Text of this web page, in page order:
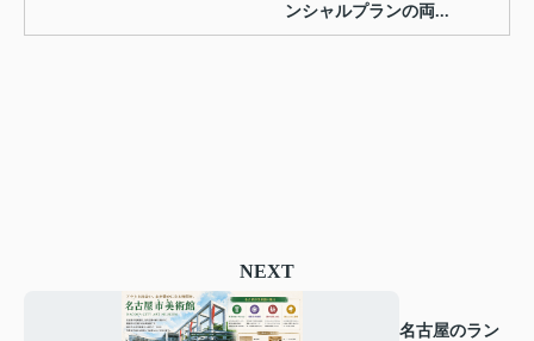
ンシャルプランの両...
NEXT
名古屋のラン